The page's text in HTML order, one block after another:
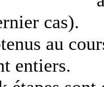
cas).
au
entiers.